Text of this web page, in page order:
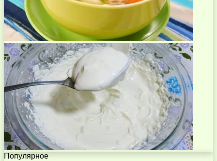
Популярное